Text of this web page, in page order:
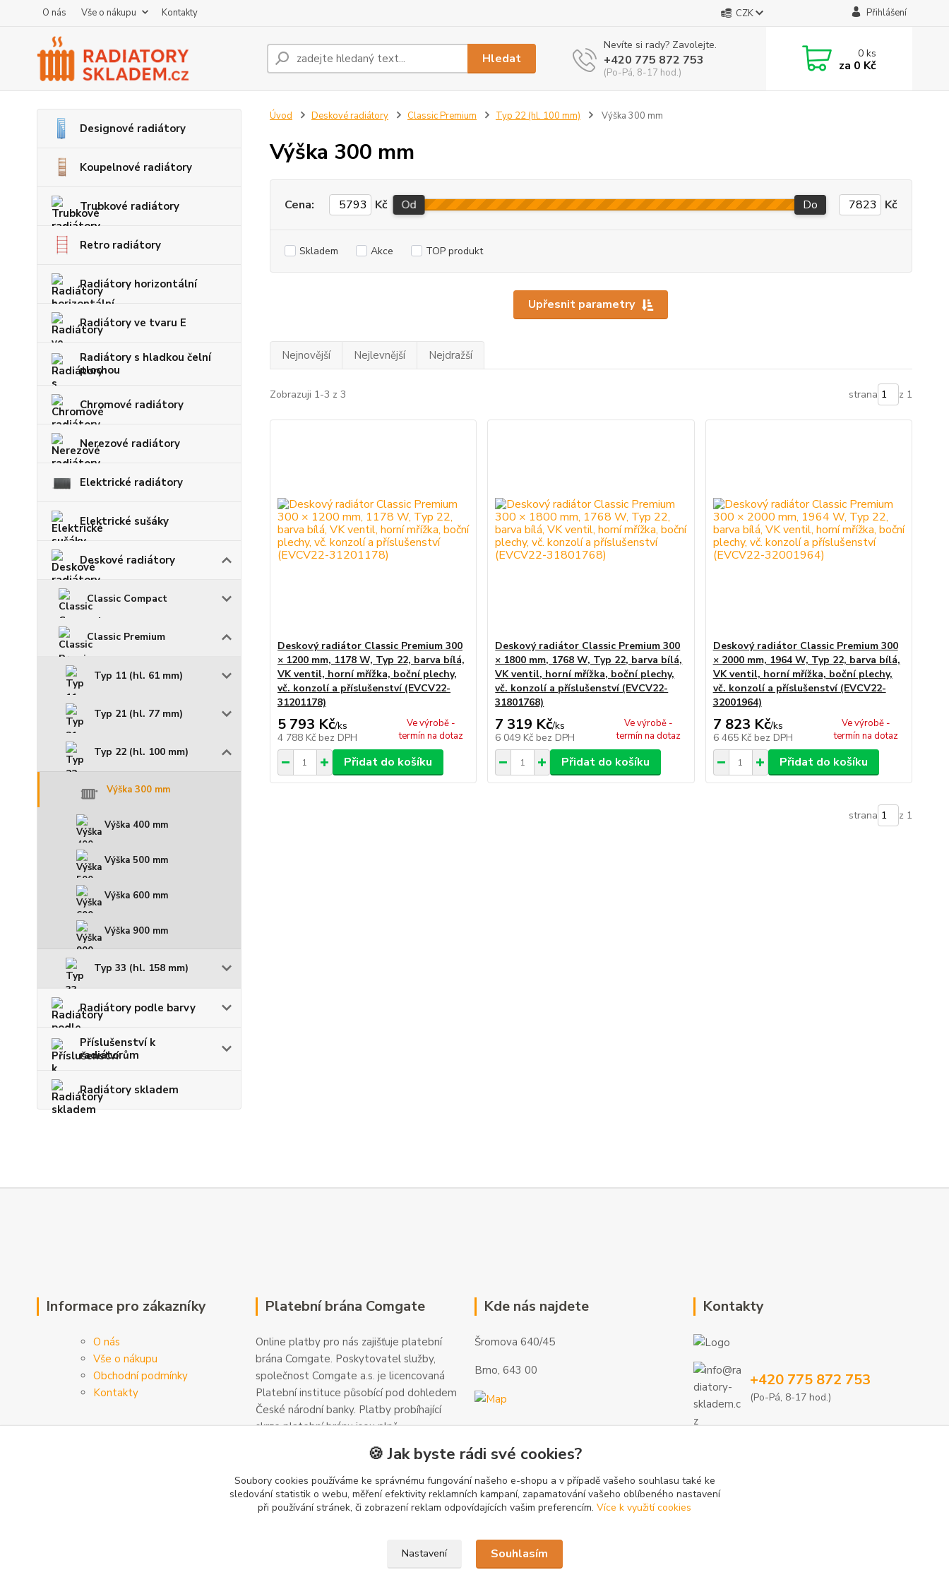
O nás Vše o nákupu Kontakty CZK Přihlášení
Hledat
Nevíte si rady? Zavolejte.
+420 775 872 753
(Po-Pá, 8-17 hod.)
0ks
za 0 Kč
Designové radiátory
Koupelnové radiátory
Trubkové radiátory
Retro radiátory
Radiátory horizontální
Radiátory ve tvaru E
Radiátory s hladkou čelní
plochou
Chromové radiátory
Nerezové radiátory
Elektrické radiátory
Elektrické sušáky
Deskové radiátory
Classic Compact
Classic Premium
Typ 11 (hl. 61 mm)
Typ 21 (hl. 77 mm)
Typ 22 (hl. 100 mm)
Výška 300 mm
Výška 400 mm
Výška 500 mm
Výška 600 mm
Výška 900 mm
Typ 33 (hl. 158 mm)
Radiátory podle barvy
Příslušenství k
radiátorům
Radiátory skladem
Úvod Deskové radiátory Classic Premium Typ 22 (hl. 100 mm) Výška 300 mm
Výška 300 mm
Upřesnit parametry
Cena: Kč Od Do Kč
Skladem Akce TOP produkt
Nejnovější Nejlevnější Nejdražší
Zobrazuji 1-3 z 3 strana z 1
Deskový radiátor Classic Premium 300
× 1200 mm, 1178 W, Typ 22, barva bílá,
VK ventil, horní mřížka, boční plechy,
vč. konzolí a příslušenství (EVCV22-
31201178)
5 793 Kč/ks
4 788 Kč bez DPH
Ve výrobě -
termín na dotaz
Přidat do košíku
Deskový radiátor Classic Premium 300
× 1800 mm, 1768 W, Typ 22, barva bílá,
VK ventil, horní mřížka, boční plechy,
vč. konzolí a příslušenství (EVCV22-
31801768)
7 319 Kč/ks
6 049 Kč bez DPH
Ve výrobě -
termín na dotaz
Přidat do košíku
Deskový radiátor Classic Premium 300
× 2000 mm, 1964 W, Typ 22, barva bílá,
VK ventil, horní mřížka, boční plechy,
vč. konzolí a příslušenství (EVCV22-
32001964)
7 823 Kč/ks
6 465 Kč bez DPH
Ve výrobě -
termín na dotaz
Přidat do košíku
strana z 1
Informace pro zákazníky
O nás
Vše o nákupu
Obchodní podmínky
Kontakty
Platební brána Comgate
Online platby pro nás zajišťuje platební
brána Comgate. Poskytovatel služby,
společnost Comgate a.s. je licencovaná
Platební instituce působící pod dohledem
České národní banky. Platby probíhající
skrze platební bránu jsou plně
zabezpečeny a veškeré informace jsou
šifrovány. Další informace a kontakty
nawww.comgate.cz.
Kde nás najdete
Šromova 640/45
Brno, 643 00
Kontakty
+420 775 872 753
(Po-Pá, 8-17 hod.)
🍪 Jak byste rádi své cookies?
Soubory cookies používáme ke správnému fungování našeho e-shopu a v případě vašeho souhlasu také ke
sledování statistik o webu, měření efektivity reklamních kampaní, zapamatování vašeho oblíbeného nastavení
při používání stránek, či zobrazení reklam odpovídajících vašim preferencím. Více k využití cookies
Nastavení Souhlasím